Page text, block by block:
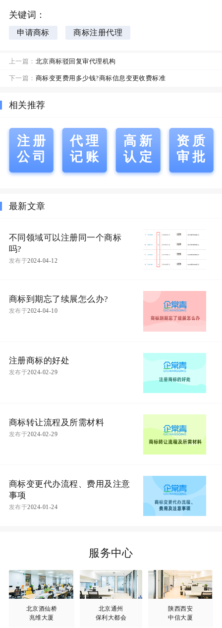
关键词：
申请商标 商标注册代理
上一篇： 北京商标驳回复审代理机构
下一篇： 商标变更费用多少钱?商标信息变更收费标准
相关推荐
注册
公司
代理
记账
高新
认定
资质
审批
最新文章
不同领域可以注册同一个商标
吗?
发布于2024-04-12
商标到期忘了续展怎么办?
发布于2024-04-10
注册商标的好处
发布于2024-02-29
商标转让流程及所需材料
发布于2024-02-29
商标变更代办流程、费用及注意
事项
发布于2024-01-24
服务中心
北京酒仙桥
兆维大厦
北京通州
保利大都会
陕西西安
中信大厦